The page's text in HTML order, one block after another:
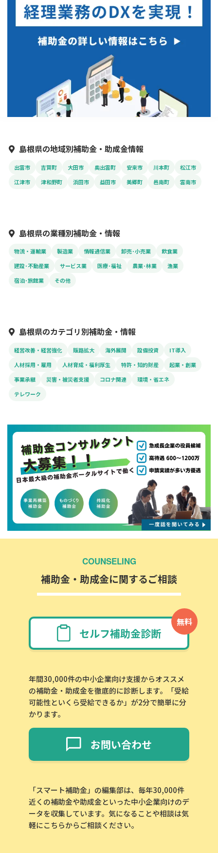
島根県の地域別補助金・助成金情報
出雲市 吉賀町 大田市 奥出雲町 安来市 川本町
松江市
江津市
津和野町 浜田市 益田市 美郷町 邑南町 雲南市
島根県の業種別補助金・情報
物流・運輸業 製造業 情報通信業 卸売･小売業
飲食業
建設･不動産業
サービス業 医療･福祉 農業･林業
漁業
宿泊･旅館業
その他
島根県のカテゴリ別補助金・情報
経営改善・経営強化 販路拡大 海外展開 設備投資
IT導入
人材採用・雇用
人材育成・福利厚生 特許・知的財産
起業・創業
事業承継
災害・被災者支援 コロナ関連
環境・省エネ
テレワーク
COUNSELING
補助金・助成金に関するご相談
無料
セルフ補助金診断
年間30,000件の中小企業向け支援からオススメ
の補助金・助成金を徹底的に診断します。「受給
可能性といくら受給できるか」が2分で簡単に分
かります。
お問い合わせ
「スマート補助金」の編集部は、毎年30,000件
近くの補助金や助成金といった中小企業向けのデ
ータを収集しています。気になることや相談は気
軽にこちらからご相談ください。